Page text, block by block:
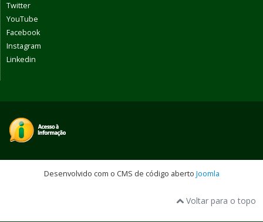
Twitter
YouTube
Facebook
Instagram
Linkedin
Desenvolvido com o CMS de código aberto Joomla
Voltar para o topo